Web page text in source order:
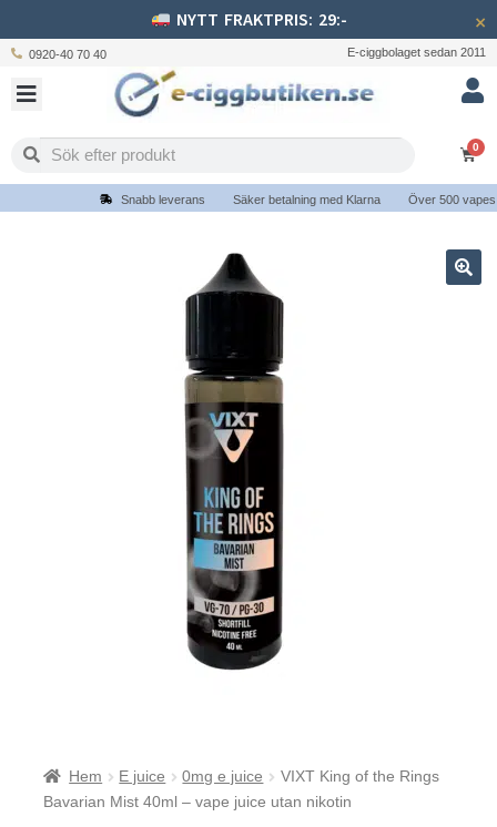
NYTT FRAKTPRIS: 29:- ×
0920-40 70 40 E-ciggbolaget sedan 2011
0
Snabb leverans Säker betalning med Klarna Över 500 vapes
Hem E juice 0mg e juice
VIXT King of the Rings
Bavarian Mist 40ml – vape juice utan nikotin